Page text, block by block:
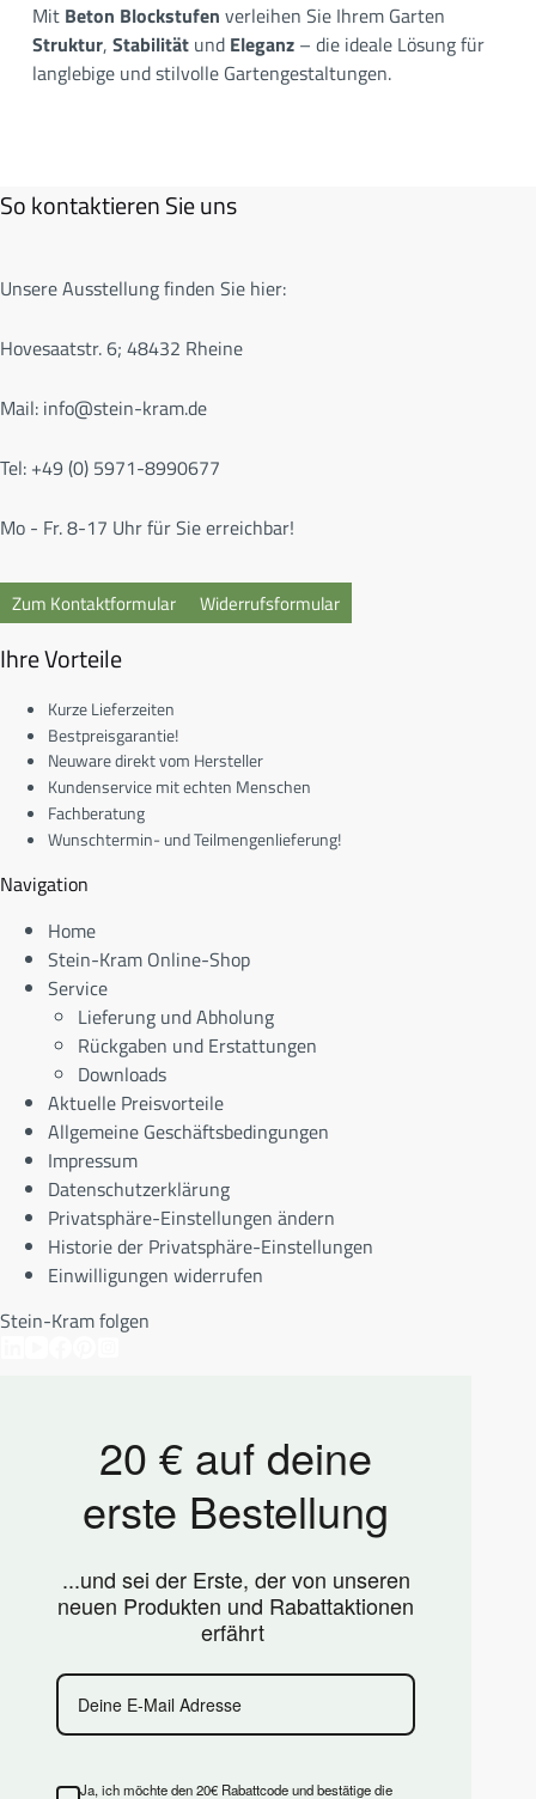
Mit Beton Blockstufen verleihen Sie Ihrem Garten
Struktur, Stabilitätund Eleganz– die ideale Lösung für
langlebige und stilvolle Gartengestaltungen.
So kontaktieren Sie uns
Unsere Ausstellung finden Sie hier:
Hovesaatstr. 6; 48432 Rheine
Mail: info@stein-kram.de
Tel: +49 (0) 5971-8990677
Mo - Fr. 8-17 Uhr für Sie erreichbar!
Zum Kontaktformular Widerrufsformular
Ihre Vorteile
Kurze Lieferzeiten
Bestpreisgarantie!
Neuware direkt vom Hersteller
Kundenservice mit echten Menschen
Fachberatung
Wunschtermin- und Teilmengenlieferung!
Navigation
Home
Stein-Kram Online-Shop
Service
Lieferung und Abholung
Rückgaben und Erstattungen
Downloads
Aktuelle Preisvorteile
Allgemeine Geschäftsbedingungen
Impressum
Datenschutzerklärung
Privatsphäre-Einstellungen ändern
Historie der Privatsphäre-Einstellungen
Einwilligungen widerrufen
Stein-Kram folgen
20 € auf deine
erste Bestellung
...und sei der Erste, der von unseren
neuen Produkten und Rabattaktionen
erfährt
Ja, ich möchte den 20€ Rabattcode und bestätige die